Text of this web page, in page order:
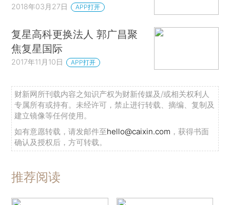
2018年03月27日 APP打开
复星高科更换法人 郭广昌聚
焦复星国际
2017年11月10日 APP打开
财新网所刊载内容之知识产权为财新传媒及/或相关权利人
专属所有或持有。未经许可，禁止进行转载、摘编、复制及
建立镜像等任何使用。
如有意愿转载，请发邮件至hello@caixin.com ，获得书面
确认及授权后，方可转载。
推荐阅读